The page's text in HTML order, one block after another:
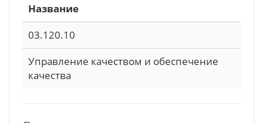
Название
03.120.10
Управление качеством и обеспечение
качества